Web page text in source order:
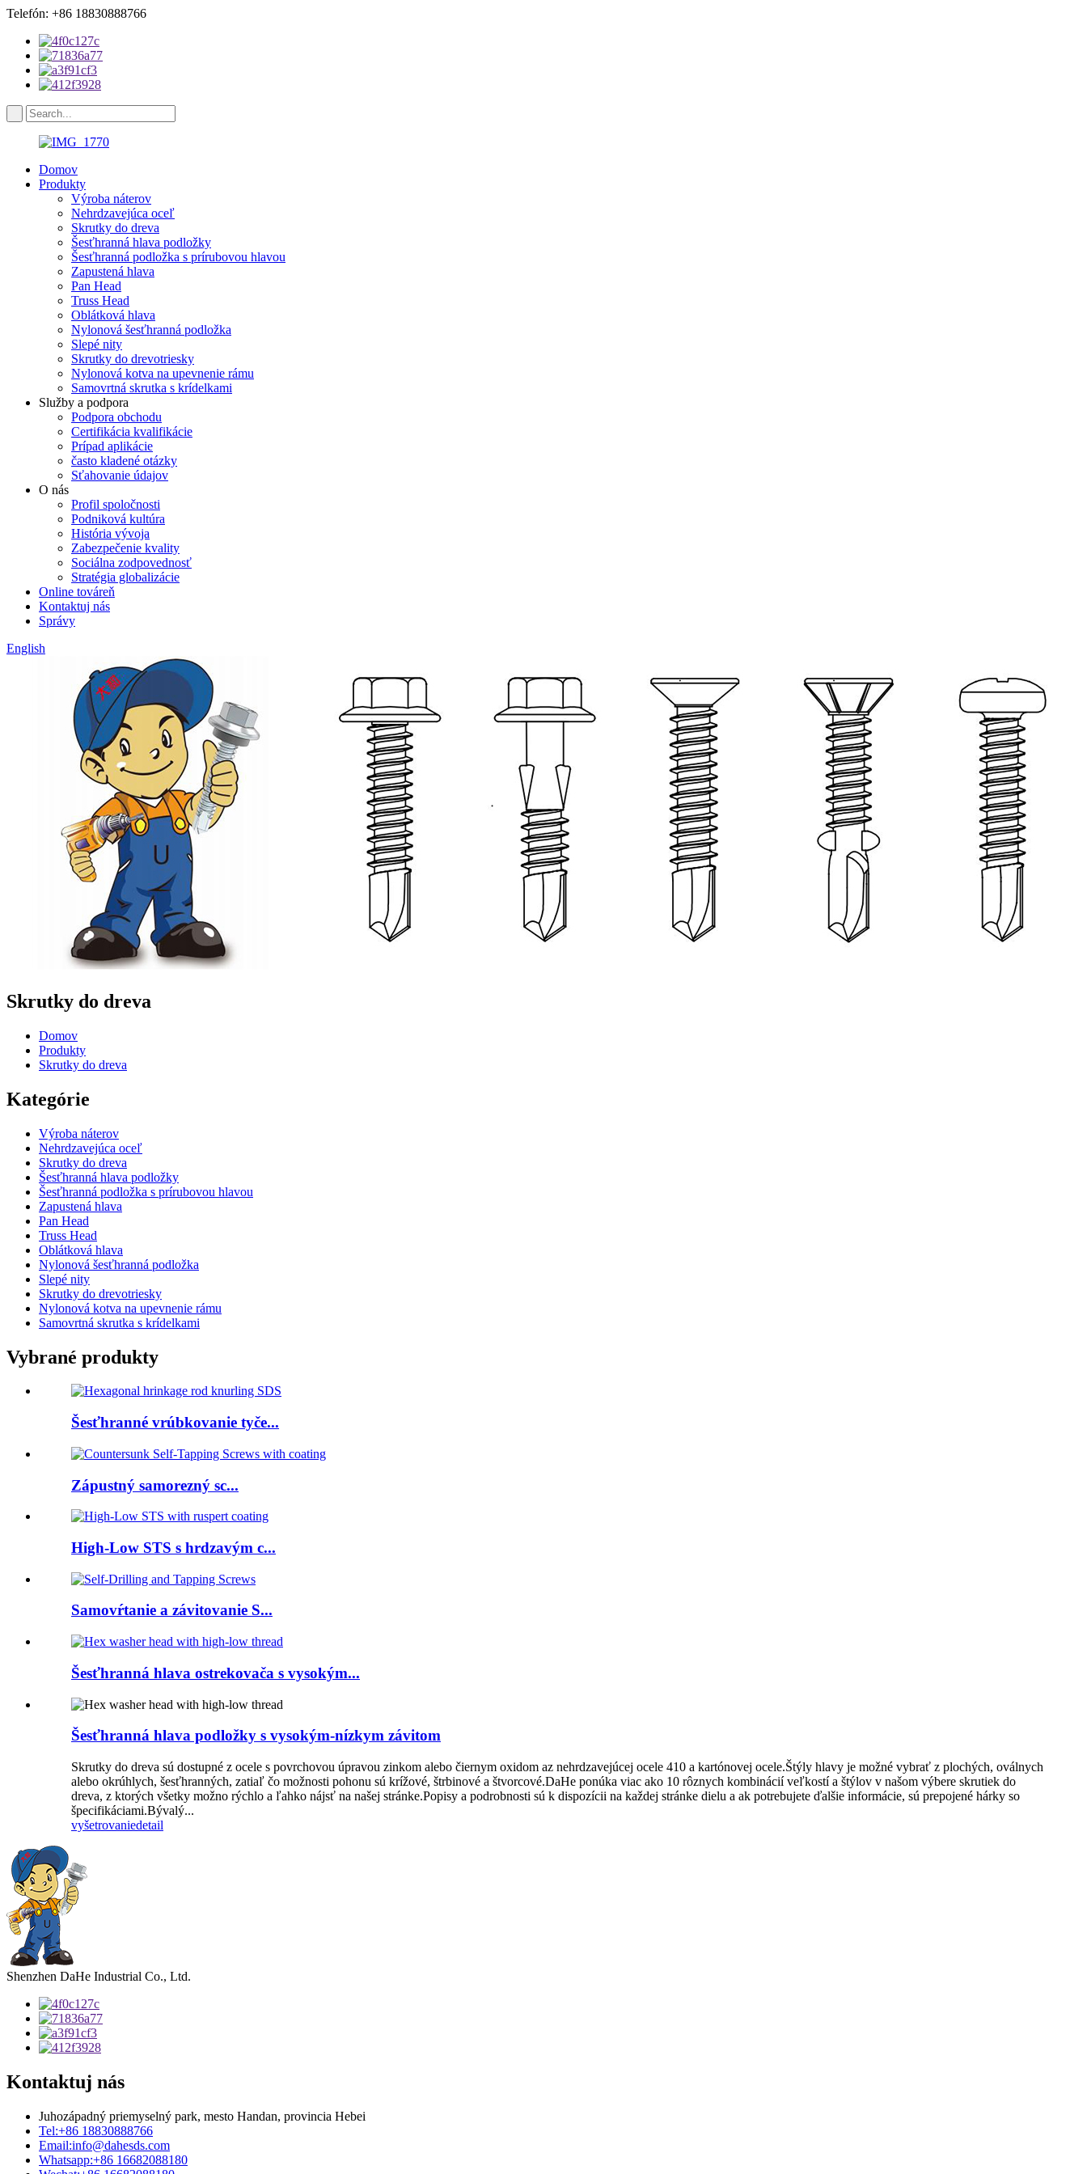
Telefón: +86 18830888766
Domov
Produkty
Výroba náterov
Nehrdzavejúca oceľ
Skrutky do dreva
Šesťhranná hlava podložky
Šesťhranná podložka s prírubovou hlavou
Zapustená hlava
Pan Head
Truss Head
Oblátková hlava
Nylonová šesťhranná podložka
Slepé nity
Skrutky do drevotriesky
Nylonová kotva na upevnenie rámu
Samovrtná skrutka s krídelkami
Služby a podpora
Podpora obchodu
Certifikácia kvalifikácie
Prípad aplikácie
často kladené otázky
Sťahovanie údajov
O nás
Profil spoločnosti
Podniková kultúra
História vývoja
Zabezpečenie kvality
Sociálna zodpovednosť
Stratégia globalizácie
Online továreň
Kontaktuj nás
Správy
English
Skrutky do dreva
Domov
Produkty
Skrutky do dreva
Kategórie
Výroba náterov
Nehrdzavejúca oceľ
Skrutky do dreva
Šesťhranná hlava podložky
Šesťhranná podložka s prírubovou hlavou
Zapustená hlava
Pan Head
Truss Head
Oblátková hlava
Nylonová šesťhranná podložka
Slepé nity
Skrutky do drevotriesky
Nylonová kotva na upevnenie rámu
Samovrtná skrutka s krídelkami
Vybrané produkty
Šesťhranné vrúbkovanie tyče...
Zápustný samorezný sc...
High-Low STS s hrdzavým c...
Samovŕtanie a závitovanie S...
Šesťhranná hlava ostrekovača s vysokým...
Šesťhranná hlava podložky s vysokým-nízkym závitom
Skrutky do dreva sú dostupné z ocele s povrchovou úpravou zinkom alebo čiernym oxidom az nehrdzavejúcej ocele 410 a kartónovej ocele.Štýly hlavy je možné vybrať z plochých, oválnych
alebo okrúhlych, šesťhranných, zatiaľ čo možnosti pohonu sú krížové, štrbinové a štvorcové.DaHe ponúka viac ako 10 rôznych kombinácií veľkostí a štýlov v našom výbere skrutiek do
dreva, z ktorých všetky možno rýchlo a ľahko nájsť na našej stránke.Popisy a podrobnosti sú k dispozícii na každej stránke dielu a ak potrebujete ďalšie informácie, sú prepojené hárky so
špecifikáciami.Bývalý...
vyšetrovaniedetail
Shenzhen DaHe Industrial Co., Ltd.
Kontaktuj nás
Juhozápadný priemyselný park, mesto Handan, provincia Hebei
Tel:+86 18830888766
Email:info@dahesds.com
Whatsapp:+86 16682088180